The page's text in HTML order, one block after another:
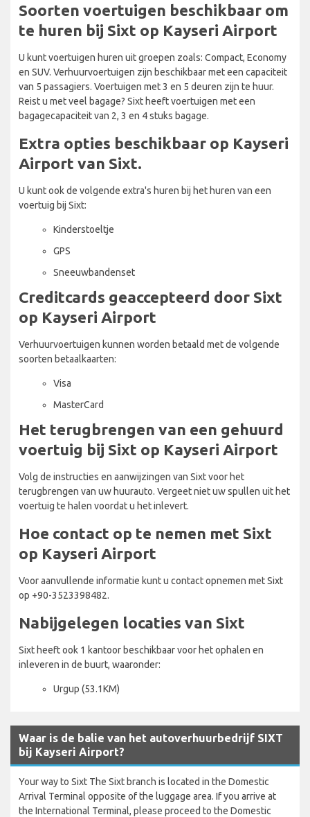
Soorten voertuigen beschikbaar om
te huren bij Sixt op Kayseri Airport
U kunt voertuigen huren uit groepen zoals: Compact, Economy
en SUV. Verhuurvoertuigen zijn beschikbaar met een capaciteit
van 5 passagiers. Voertuigen met 3 en 5 deuren zijn te huur.
Reist u met veel bagage? Sixt heeft voertuigen met een
bagagecapaciteit van 2, 3 en 4 stuks bagage.
Extra opties beschikbaar op Kayseri
Airport van Sixt.
U kunt ook de volgende extra's huren bij het huren van een
voertuig bij Sixt:
Kinderstoeltje
GPS
Sneeuwbandenset
Creditcards geaccepteerd door Sixt
op Kayseri Airport
Verhuurvoertuigen kunnen worden betaald met de volgende
soorten betaalkaarten:
Visa
MasterCard
Het terugbrengen van een gehuurd
voertuig bij Sixt op Kayseri Airport
Volg de instructies en aanwijzingen van Sixt voor het
terugbrengen van uw huurauto. Vergeet niet uw spullen uit het
voertuig te halen voordat u het inlevert.
Hoe contact op te nemen met Sixt
op Kayseri Airport
Voor aanvullende informatie kunt u contact opnemen met Sixt
op +90-3523398482.
Nabijgelegen locaties van Sixt
Sixt heeft ook 1 kantoor beschikbaar voor het ophalen en
inleveren in de buurt, waaronder:
Urgup (53.1KM)
Waar is de balie van het autoverhuurbedrijf SIXT
bij Kayseri Airport?
Your way to Sixt The Sixt branch is located in the Domestic
Arrival Terminal opposite of the luggage area. If you arrive at
the International Terminal, please proceed to the Domestic